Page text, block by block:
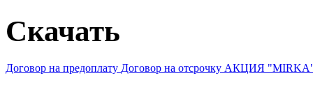
Скачать
Договор на предоплату Договор на отсрочку АКЦИЯ